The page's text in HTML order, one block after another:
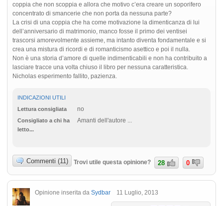
coppia che non scoppia e allora che motivo c’era creare un soporifero
concentrato di smancerie che non porta da nessuna parte?
La crisi di una coppia che ha come motivazione la dimenticanza di lui
dell’anniversario di matrimonio, manco fosse il primo dei ventisei
trascorsi amorevolmente assieme, ma intanto diventa fondamentale e si
crea una mistura di ricordi e di romanticismo asettico e poi il nulla.
Non è una storia d’amore di quelle indimenticabili e non ha contribuito a
lasciare tracce una volta chiuso il libro per nessuna caratteristica.
Nicholas esperimento fallito, pazienza.
INDICAZIONI UTILI
Lettura consigliata
no
Consigliato a chi ha
letto...
Amanti dell'autore ...
Commenti (11) Trovi utile questa opinione? 28 0
Opinione inserita da Sydbar 11 Luglio, 2013